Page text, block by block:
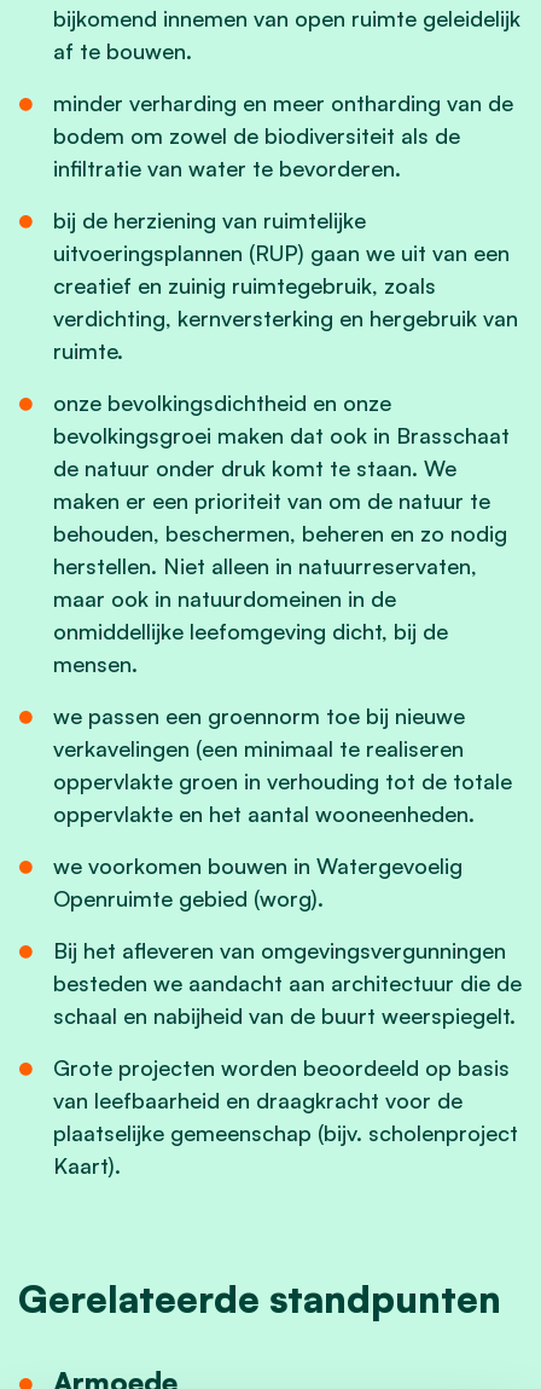
bijkomend innemen van open ruimte geleidelijk
af te bouwen.
minder verharding en meer ontharding van de
bodem om zowel de biodiversiteit als de
infiltratie van water te bevorderen.
bij de herziening van ruimtelijke
uitvoeringsplannen (RUP) gaan we uit van een
creatief en zuinig ruimtegebruik, zoals
verdichting, kernversterking en hergebruik van
ruimte.
onze bevolkingsdichtheid en onze
bevolkingsgroei maken dat ook in Brasschaat
de natuur onder druk komt te staan. We
maken er een prioriteit van om de natuur te
behouden, beschermen, beheren en zo nodig
herstellen. Niet alleen in natuurreservaten,
maar ook in natuurdomeinen in de
onmiddellijke leefomgeving dicht, bij de
mensen.
we passen een groennorm toe bij nieuwe
verkavelingen (een minimaal te realiseren
oppervlakte groen in verhouding tot de totale
oppervlakte en het aantal wooneenheden.
we voorkomen bouwen in Watergevoelig
Openruimte gebied (worg).
Bij het afleveren van omgevingsvergunningen
besteden we aandacht aan architectuur die de
schaal en nabijheid van de buurt weerspiegelt.
Grote projecten worden beoordeeld op basis
van leefbaarheid en draagkracht voor de
plaatselijke gemeenschap (bijv. scholenproject
Kaart).
Gerelateerde standpunten
Armoede